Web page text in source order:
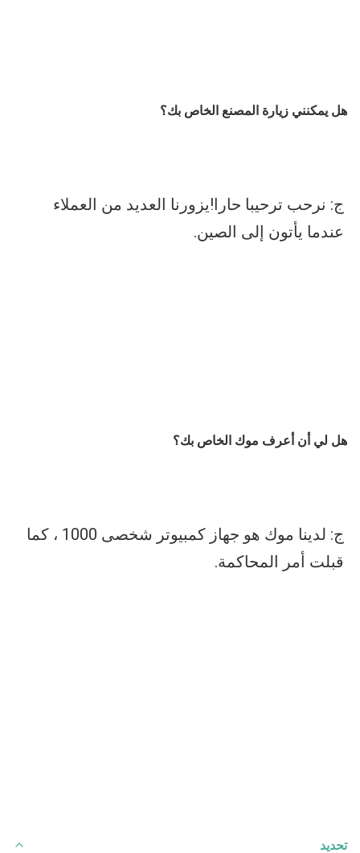
هل يمكنني زيارة المصنع الخاص بك؟
عندما يأتون إلى الصين.
هل لي أن أعرف موك الخاص بك؟
قبلت أمر المحاكمة.
تحديد